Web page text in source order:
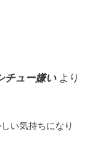
チュー嫌いより
い気持ちになり